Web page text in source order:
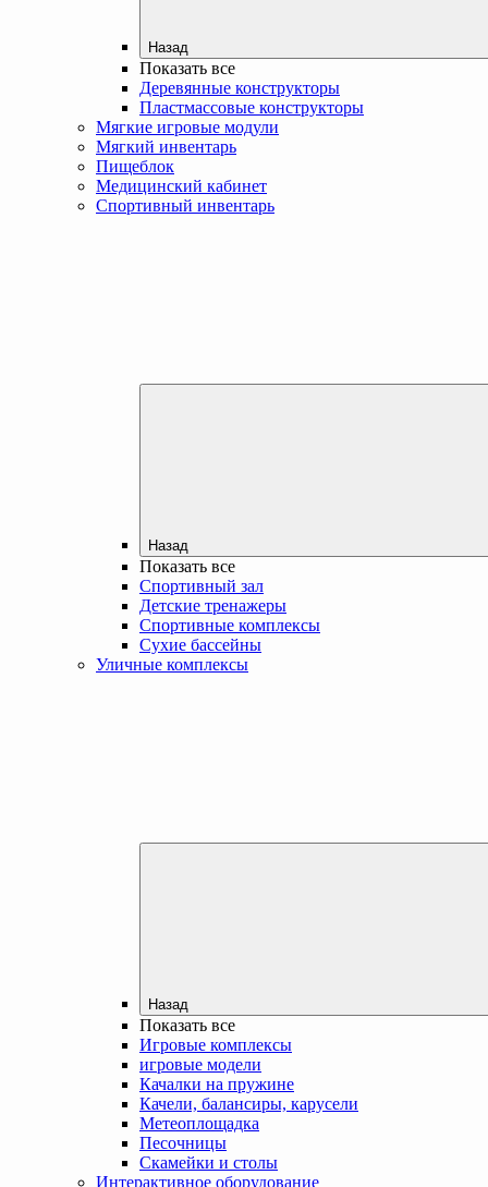
Назад
Показать все
Деревянные конструкторы
Пластмассовые конструкторы
Мягкие игровые модули
Мягкий инвентарь
Пищеблок
Медицинский кабинет
Спортивный инвентарь
Назад
Показать все
Спортивный зал
Детские тренажеры
Спортивные комплексы
Сухие бассейны
Уличные комплексы
Назад
Показать все
Игровые комплексы
игровые модели
Качалки на пружине
Качели, балансиры, карусели
Метеоплощадка
Песочницы
Скамейки и столы
Интерактивное оборудование